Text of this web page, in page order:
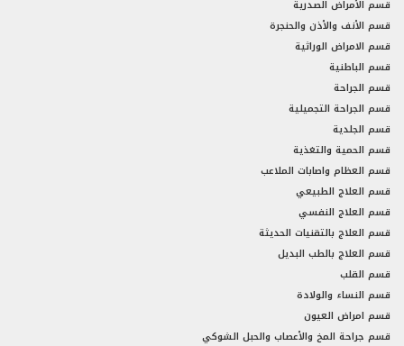
قسم الأمراض الصدرية
قسم الأنف والأذن والحنجرة
قسم الامراض الوراثية
قسم الباطنية
قسم الجراحة
قسم الجراحة التجميلية
قسم الجلدية
قسم الحمية والتغذية
قسم العظام واصابات الملاعب
قسم العلاج الطبيعي
قسم العلاج النفسي
قسم العلاج بالتقنيات الحديثة
قسم العلاج بالطب البديل
قسم القلب
قسم النساء والولادة
قسم امراض العيون
قسم جراحة المخ والأعصاب والحبل الشوكي